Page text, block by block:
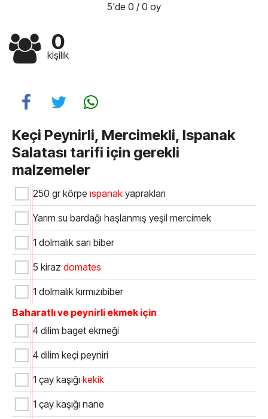
5'de 0 / 0 oy
0
kişilik
Keçi Peynirli, Mercimekli, Ispanak
Salatası tarifi için gerekli
malzemeler
250 gr körpe ıspanak yaprakları
Yarım su bardağı haşlanmış yeşil mercimek
1 dolmalık sarı biber
5 kiraz domates
1 dolmalık kırmızıbiber
Baharatlı ve peynirli ekmek için
4 dilim baget ekmeği
4 dilim keçi peyniri
1 çay kaşığı kekik
1 çay kaşığı nane